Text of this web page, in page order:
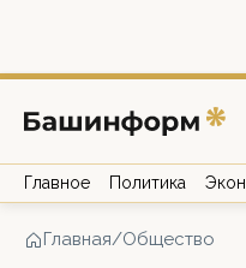
Главное Политика
Главная/Общество